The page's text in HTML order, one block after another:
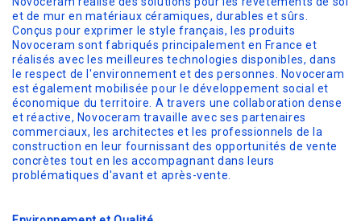
et de mur en matériaux céramiques, durables et sûrs.
Conçus pour exprimer le style français, les produits
Novoceram sont fabriqués principalement en France et
réalisés avec les meilleures technologies disponibles, dans
le respect de l'environnement et des personnes. Novoceram
est également mobilisée pour le développement social et
économique du territoire. A travers une collaboration dense
et réactive, Novoceram travaille avec ses partenaires
commerciaux, les architectes et les professionnels de la
construction en leur fournissant des opportunités de vente
concrètes tout en les accompagnant dans leurs
problématiques d'avant et après-vente.